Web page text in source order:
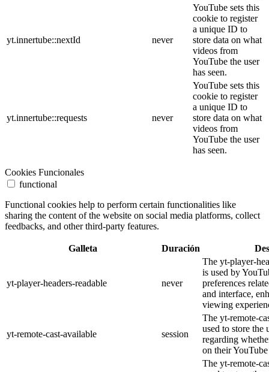
yt.innertube::nextId never
YouTube sets this
cookie to register
a unique ID to
store data on what
videos from
YouTube the user
has seen.
yt.innertube::requests never
YouTube sets this
cookie to register
a unique ID to
store data on what
videos from
YouTube the user
has seen.
Cookies Funcionales
functional
Functional cookies help to perform certain functionalities like
sharing the content of the website on social media platforms, collect
feedbacks, and other third-party features.
Galleta Duración
yt-player-headers-readable never
The yt-player-
is used by
preferences
and interface,
viewing
yt-remote-cast-available session
The yt-remote-
used to store the
regarding
on their
The yt-remote-